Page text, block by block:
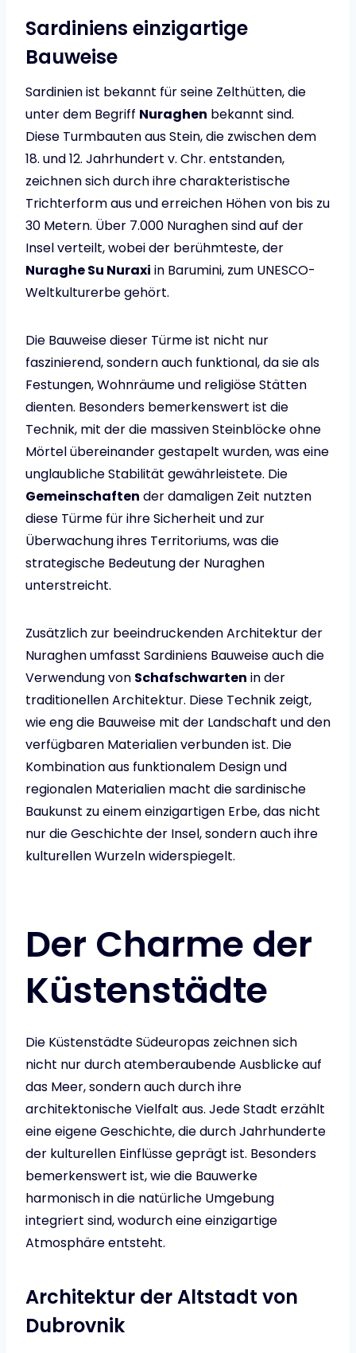
Sardiniens einzigartige
Bauweise
Sardinien ist bekannt für seine Zelthütten, die
unter dem Begriff Nuraghen bekannt sind.
Diese Turmbauten aus Stein, die zwischen dem
18. und 12. Jahrhundert v. Chr. entstanden,
zeichnen sich durch ihre charakteristische
Trichterform aus und erreichen Höhen von bis zu
30 Metern. Über 7.000 Nuraghen sind auf der
Insel verteilt, wobei der berühmteste, der
Nuraghe Su Nuraxi in Barumini, zum UNESCO-
Weltkulturerbe gehört.
Die Bauweise dieser Türme ist nicht nur
faszinierend, sondern auch funktional, da sie als
Festungen, Wohnräume und religiöse Stätten
dienten. Besonders bemerkenswert ist die
Technik, mit der die massiven Steinblöcke ohne
Mörtel übereinander gestapelt wurden, was eine
unglaubliche Stabilität gewährleistete. Die
Gemeinschaften der damaligen Zeit nutzten
diese Türme für ihre Sicherheit und zur
Überwachung ihres Territoriums, was die
strategische Bedeutung der Nuraghen
unterstreicht.
Zusätzlich zur beeindruckenden Architektur der
Nuraghen umfasst Sardiniens Bauweise auch die
Verwendung von Schafschwarten in der
traditionellen Architektur. Diese Technik zeigt,
wie eng die Bauweise mit der Landschaft und den
verfügbaren Materialien verbunden ist. Die
Kombination aus funktionalem Design und
regionalen Materialien macht die sardinische
Baukunst zu einem einzigartigen Erbe, das nicht
nur die Geschichte der Insel, sondern auch ihre
kulturellen Wurzeln widerspiegelt.
Der Charme der
Küstenstädte
Die Küstenstädte Südeuropas zeichnen sich
nicht nur durch atemberaubende Ausblicke auf
das Meer, sondern auch durch ihre
architektonische Vielfalt aus. Jede Stadt erzählt
eine eigene Geschichte, die durch Jahrhunderte
der kulturellen Einflüsse geprägt ist. Besonders
bemerkenswert ist, wie die Bauwerke
harmonisch in die natürliche Umgebung
integriert sind, wodurch eine einzigartige
Atmosphäre entsteht.
Architektur der Altstadt von
Dubrovnik